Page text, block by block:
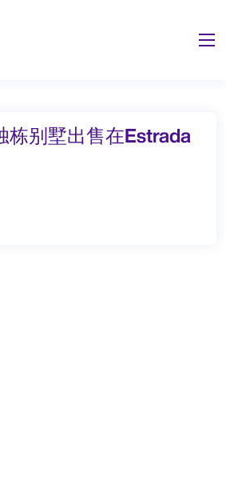
栋别墅出售在Estrada